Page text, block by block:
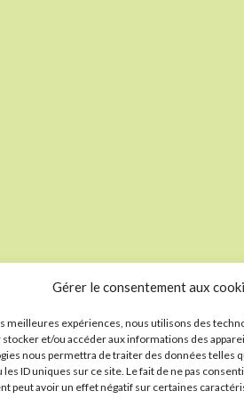
Gérer le consentement aux
meilleures expériences, nous utilisons des
et/ou accéder aux informations des
nous permettra de traiter des données telles
les ID uniques sur ce site. Le fait de ne pas
peut avoir un effet négatif sur certaines